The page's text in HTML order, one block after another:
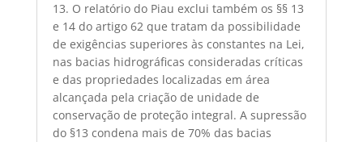
13. O relatório do Piau exclui também os §§ 13
e 14 do artigo 62 que tratam da possibilidade
de exigências superiores às constantes na Lei,
nas bacias hidrográficas consideradas críticas
e das propriedades localizadas em área
alcançada pela criação de unidade de
conservação de proteção integral. A supressão
do §13 condena mais de 70% das bacias